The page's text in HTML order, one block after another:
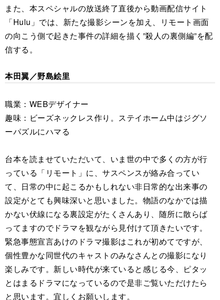
また、本スペシャルの放送終了直後から動画配信サイト
「Hulu」では、新たな撮影シーンを加え、リモート画面
の向こう側で起きた事件の詳細を描く”殺人の裏側編”を配
信する。
本田翼／野島絵里
職業：WEBデザイナー
趣味：ビーズネックレス作り。ステイホーム中はジグソ
ーパズルにハマる
台本を読ませていただいて、いま世の中で多くの方が行
っている「リモート」に、サスペンスが絡み合ってい
て、日常の中に起こるかもしれない非日常的な出来事の
設定がとても興味深いと思いました。物語のなかでは描
かない伏線になる裏設定がたくさんあり、随所に散らば
ってますのでドラマを観ながら見付けて頂きたいです。
緊急事態宣言あけのドラマ撮影はこれが初めてですが、
個性豊かな同世代のキャストのみなさんとの撮影になり
楽しみです。新しい時代が来ていると感じる今、ピタッ
とはまるドラマになっているので是非ご覧いただけたら
と思います。宜しくお願いします。